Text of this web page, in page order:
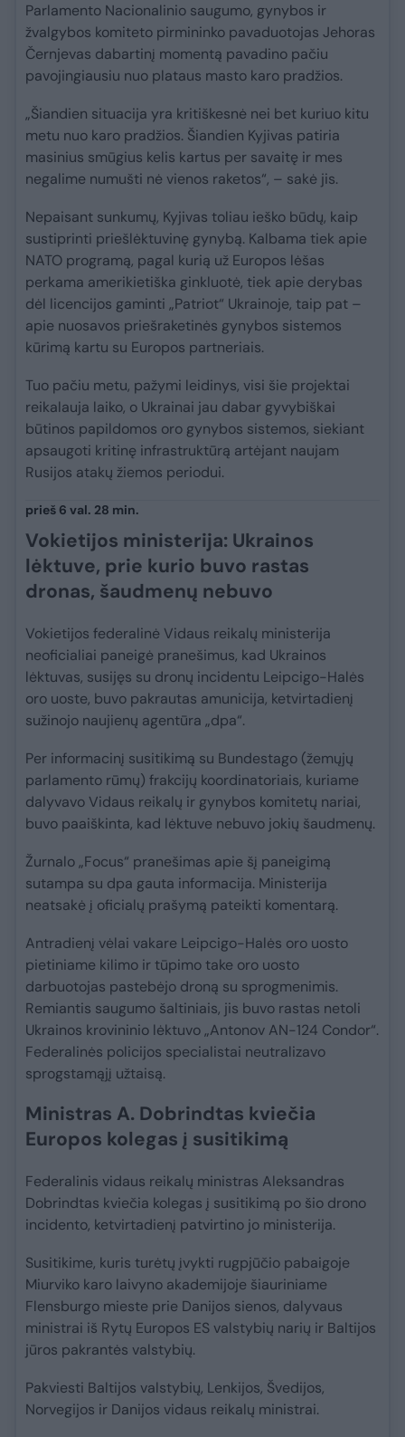
Parlamento Nacionalinio saugumo, gynybos ir
žvalgybos komiteto pirmininko pavaduotojas Jehoras
Černjevas dabartinį momentą pavadino pačiu
pavojingiausiu nuo plataus masto karo pradžios.
„Šiandien situacija yra kritiškesnė nei bet kuriuo kitu
metu nuo karo pradžios. Šiandien Kyjivas patiria
masinius smūgius kelis kartus per savaitę ir mes
negalime numušti nė vienos raketos“, – sakė jis.
Nepaisant sunkumų, Kyjivas toliau ieško būdų, kaip
sustiprinti priešlėktuvinę gynybą. Kalbama tiek apie
NATO programą, pagal kurią už Europos lėšas
perkama amerikietiška ginkluotė, tiek apie derybas
dėl licencijos gaminti „Patriot“ Ukrainoje, taip pat –
apie nuosavos priešraketinės gynybos sistemos
kūrimą kartu su Europos partneriais.
Tuo pačiu metu, pažymi leidinys, visi šie projektai
reikalauja laiko, o Ukrainai jau dabar gyvybiškai
būtinos papildomos oro gynybos sistemos, siekiant
apsaugoti kritinę infrastruktūrą artėjant naujam
Rusijos atakų žiemos periodui.
prieš 6 val. 28 min.
Vokietijos ministerija: Ukrainos
lėktuve, prie kurio buvo rastas
dronas, šaudmenų nebuvo
Vokietijos federalinė Vidaus reikalų ministerija
neoficialiai paneigė pranešimus, kad Ukrainos
lėktuvas, susijęs su dronų incidentu Leipcigo-Halės
oro uoste, buvo pakrautas amunicija, ketvirtadienį
sužinojo naujienų agentūra „dpa“.
Per informacinį susitikimą su Bundestago (žemųjų
parlamento rūmų) frakcijų koordinatoriais, kuriame
dalyvavo Vidaus reikalų ir gynybos komitetų nariai,
buvo paaiškinta, kad lėktuve nebuvo jokių šaudmenų.
Žurnalo „Focus“ pranešimas apie šį paneigimą
sutampa su dpa gauta informacija. Ministerija
neatsakė į oficialų prašymą pateikti komentarą.
Antradienį vėlai vakare Leipcigo-Halės oro uosto
pietiniame kilimo ir tūpimo take oro uosto
darbuotojas pastebėjo droną su sprogmenimis.
Remiantis saugumo šaltiniais, jis buvo rastas netoli
Ukrainos krovininio lėktuvo „Antonov AN-124 Condor“.
Federalinės policijos specialistai neutralizavo
sprogstamąjį užtaisą.
Ministras A. Dobrindtas kviečia
Europos kolegas į susitikimą
Federalinis vidaus reikalų ministras Aleksandras
Dobrindtas kviečia kolegas į susitikimą po šio drono
incidento, ketvirtadienį patvirtino jo ministerija.
Susitikime, kuris turėtų įvykti rugpjūčio pabaigoje
Miurviko karo laivyno akademijoje šiauriniame
Flensburgo mieste prie Danijos sienos, dalyvaus
ministrai iš Rytų Europos ES valstybių narių ir Baltijos
jūros pakrantės valstybių.
Pakviesti Baltijos valstybių, Lenkijos, Švedijos,
Norvegijos ir Danijos vidaus reikalų ministrai.